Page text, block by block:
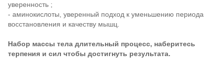
уверенность ;
- аминокислоты, уверенный подход к уменьшению периода
восстановления и качеству мышц.
Набор массы тела длительный процесс, наберитесь
терпения и сил чтобы достигнуть результата.